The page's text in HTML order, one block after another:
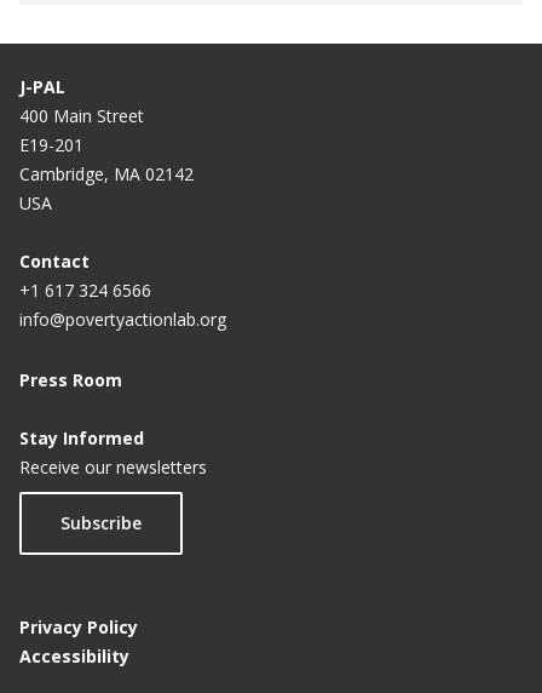
Schemes
Technology
The Limits of Plug-and-Play Development
When Helpful Intentions Go Up in Smoke
Coming Clean on Cookstoves
‘Clean Cookstoves’ Draw Support, But They May
Replacing the Traditional ‘Chulha’
J-PAL
400 Main Street
E19-201
Cambridge, MA 02142
USA
Contact
+1 617 324 6566
info@povertyactionlab.org
Press Room
Stay Informed
Receive our newsletters
Subscribe
Privacy Policy
Accessibility